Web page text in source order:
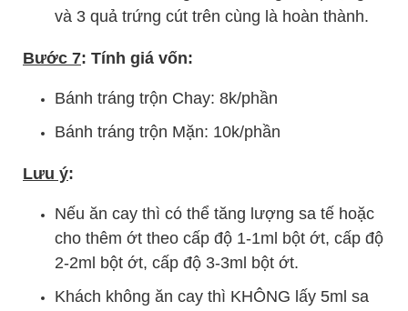
và 3 quả trứng cút trên cùng là hoàn thành.
Bước 7: Tính giá vốn:
Bánh tráng trộn Chay: 8k/phần
Bánh tráng trộn Mặn: 10k/phần
Lưu ý:
Nếu ăn cay thì có thể tăng lượng sa tế hoặc
cho thêm ớt theo cấp độ 1-1ml bột ớt, cấp độ
2-2ml bột ớt, cấp độ 3-3ml bột ớt.
Khách không ăn cay thì KHÔNG lấy 5ml sa